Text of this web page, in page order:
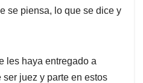
se piensa, lo que se dice y
les haya entregado a
juez y parte en estos